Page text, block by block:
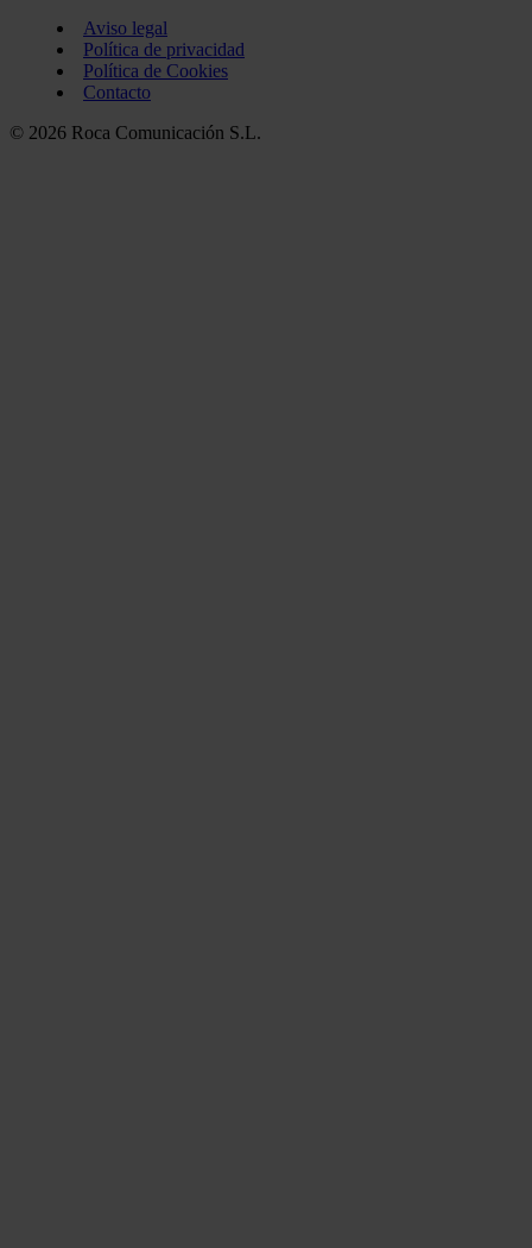
Aviso legal
Política de privacidad
Política de Cookies
Contacto
© 2026 Roca Comunicación S.L.